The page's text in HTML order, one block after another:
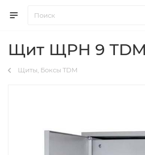
Щит ЩРН 9 TDM
Щиты, Боксы TDM